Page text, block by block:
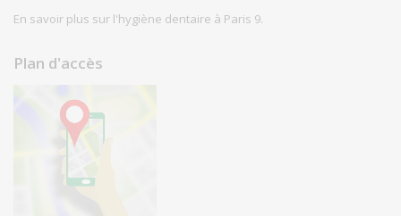
En savoir plus sur l'hygiène dentaire à Paris 9.
Plan d'accès